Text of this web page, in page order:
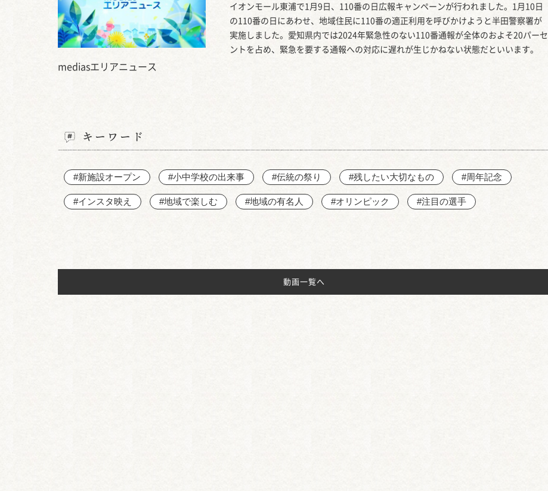
mediasエリアニュース
イオンモール東浦で1月9日、110番の日広報キャンペーンが行われました。1月10日
の110番の日にあわせ、地域住民に110番の適正利用を呼びかけようと半田警察署が
実施しました。愛知県内では2024年緊急性のない110番通報が全体のおよそ20パーセ
ントを占め、緊急を要する通報への対応に遅れが生じかねない状態だといいます。
キーワード
#新施設オープン #小中学校の出来事 #伝統の祭り #残したい大切なもの #周年記念
#インスタ映え #地域で楽しむ #地域の有名人 #オリンピック #注目の選手
動画一覧へ